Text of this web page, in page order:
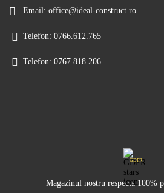
Email: office@ideal-construct.ro
Telefon: 0766.612.765
Telefon: 0767.818.206
GDPR
Magazinul nostru respecta 100%